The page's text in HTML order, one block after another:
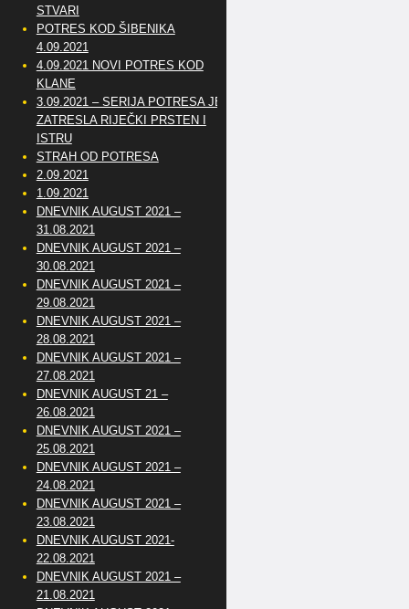
STVARI
POTRES KOD ŠIBENIKA
4.09.2021
4.09.2021 NOVI POTRES KOD
KLANE
3.09.2021 – SERIJA POTRESA JE
ZATRESLA RIJEČKI PRSTEN I
ISTRU
STRAH OD POTRESA
2.09.2021
1.09.2021
DNEVNIK AUGUST 2021 –
31.08.2021
DNEVNIK AUGUST 2021 –
30.08.2021
DNEVNIK AUGUST 2021 –
29.08.2021
DNEVNIK AUGUST 2021 –
28.08.2021
DNEVNIK AUGUST 2021 –
27.08.2021
DNEVNIK AUGUST 21 –
26.08.2021
DNEVNIK AUGUST 2021 –
25.08.2021
DNEVNIK AUGUST 2021 –
24.08.2021
DNEVNIK AUGUST 2021 –
23.08.2021
DNEVNIK AUGUST 2021-
22.08.2021
DNEVNIK AUGUST 2021 –
21.08.2021